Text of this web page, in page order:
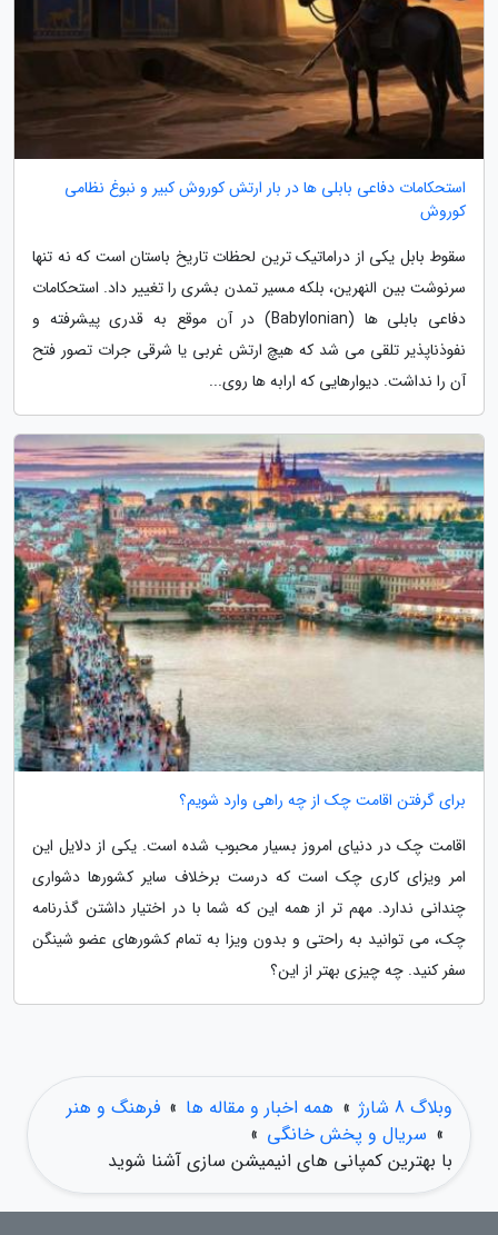
استحکامات دفاعی بابلی ها در بار ارتش کوروش کبیر و نبوغ نظامی
کوروش
سقوط بابل یکی از دراماتیک ترین لحظات تاریخ باستان است که نه تنها
سرنوشت بین النهرین، بلکه مسیر تمدن بشری را تغییر داد. استحکامات
دفاعی بابلی ها (Babylonian) در آن موقع به قدری پیشرفته و
نفوذناپذیر تلقی می شد که هیچ ارتش غربی یا شرقی جرات تصور فتح
آن را نداشت. دیوارهایی که ارابه ها روی...
برای گرفتن اقامت چک از چه راهی وارد شویم؟
اقامت چک در دنیای امروز بسیار محبوب شده است. یکی از دلایل این
امر ویزای کاری چک است که درست برخلاف سایر کشورها دشواری
چندانی ندارد. مهم تر از همه این که شما با در اختیار داشتن گذرنامه
چک، می توانید به راحتی و بدون ویزا به تمام کشورهای عضو شینگن
سفر کنید. چه چیزی بهتر از این؟
وبلاگ 8 شارژ » همه اخبار و مقاله ها » فرهنگ و هنر
» سریال و پخش خانگی »
با بهترین کمپانی های انیمیشن سازی آشنا شوید